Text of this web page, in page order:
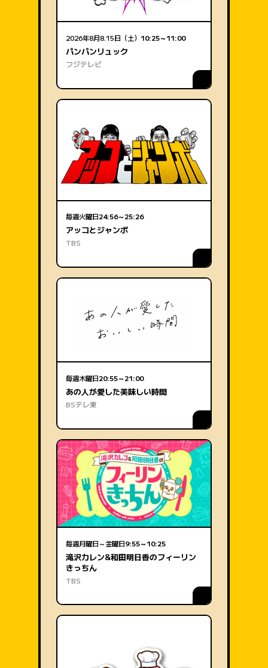
2026年8月8.15日（土） 10:25～11:00
パンパンリュック
フジテレビ
毎週火曜日24:56～25:26
アッコとジャンボ
TBS
毎週木曜日20:55～21:00
あの人が愛した美味しい時間
BSテレ東
毎週月曜日～金曜日9:55～10:25
滝沢カレン&和田明日香のフィーリン
きっちん
TBS